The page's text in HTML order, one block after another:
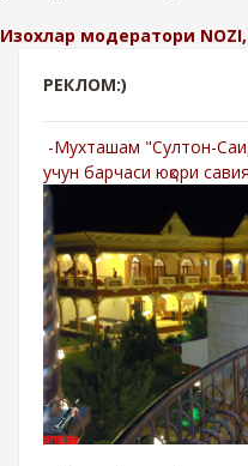
Изохлар модератори
РЕКЛОМ:)
-Мухташам "Султон-
учун барчаси юқори